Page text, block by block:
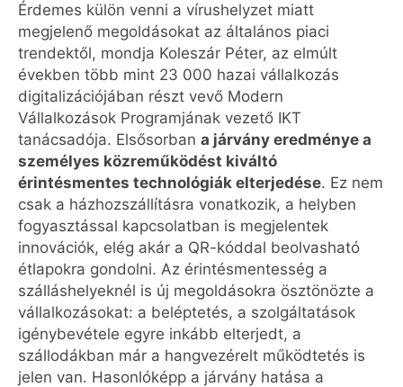
Érdemes külön venni a vírushelyzet miatt
megjelenő megoldásokat az általános piaci
trendektől, mondja Koleszár Péter, az elmúlt
években több mint 23 000 hazai vállalkozás
digitalizációjában részt vevő Modern
Vállalkozások Programjának vezető IKT
tanácsadója. Elsősorban a járvány eredménye a
személyes közreműködést kiváltó
érintésmentes technológiák elterjedése. Ez nem
csak a házhozszállításra vonatkozik, a helyben
fogyasztással kapcsolatban is megjelentek
innovációk, elég akár a QR-kóddal beolvasható
étlapokra gondolni. Az érintésmentesség a
szálláshelyeknél is új megoldásokra ösztönözte a
vállalkozásokat: a beléptetés, a szolgáltatások
igénybevétele egyre inkább elterjedt, a
szállodákban már a hangvezérelt működtetés is
jelen van. Hasonlóképp a járvány hatása a